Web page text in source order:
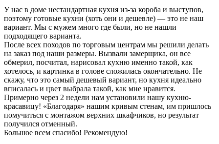
У нас в доме нестандартная кухня из-за короба и выступов,
поэтому готовые кухни (хоть они и дешевле) — это не наш
вариант. Мы с мужем много где были, но не нашли
подходящего варианта.
После всех походов по торговым центрам мы решили делать
на заказ под наши размеры. Вызвали замерщика, он все
обмерил, посчитал, нарисовал кухню именно такой, как
хотелось, и картинка в голове сложилась окончательно. Не
скажу, что это самый дешевый вариант, но кухня идеально
вписалась и цвет выбрала такой, как мне нравится.
Примерно через 2 недели нам установили нашу кухню-
красавицу! «Благодаря» нашим кривым стенам, им пришлось
помучиться с монтажом верхних шкафчиков, но результат
получился отменный.
Большое всем спасибо! Рекомендую!